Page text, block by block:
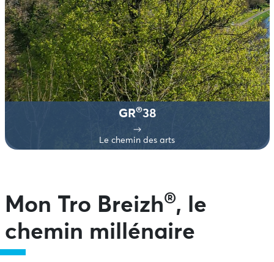
GR®38
Le chemin des arts
Mon Tro Breizh®, le
chemin millénaire